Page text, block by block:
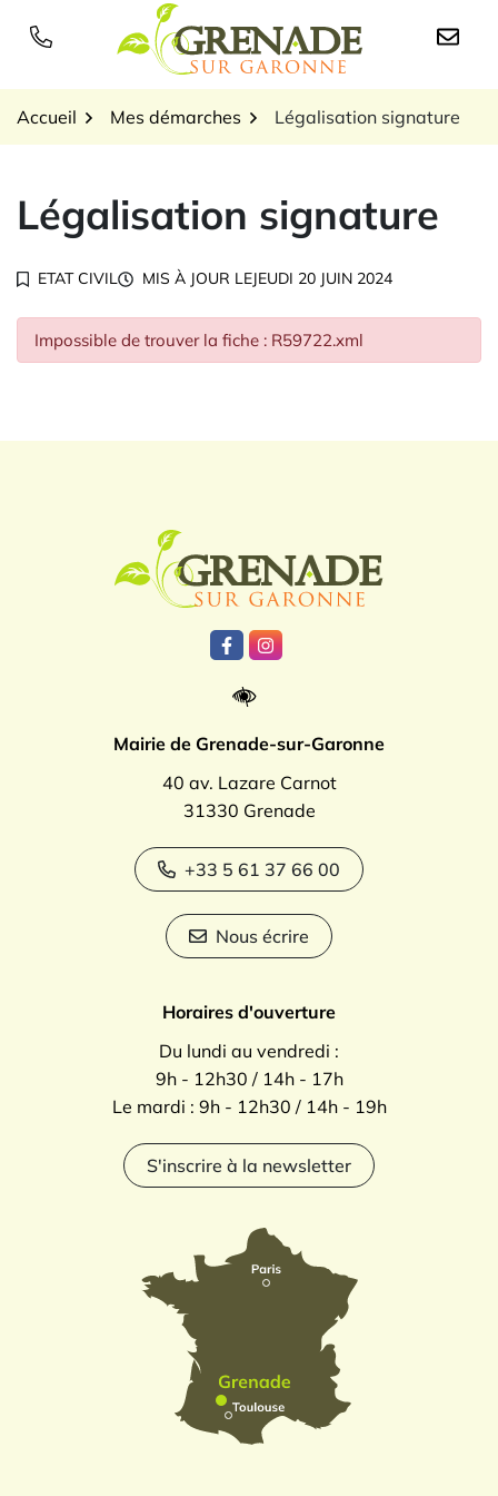
Logo Grenade sur
Accueil Mes démarches Légalisation signature
Légalisation signature
ETAT CIVIL MIS À JOUR LEJEUDI 20 JUIN 2024
Impossible de trouver la fiche : R59722.xml
Lien vers le compte Facebook
Lien vers le compte
Mairie de Grenade-sur-Garonne
40 av. Lazare Carnot
31330 Grenade
+33 5 61 37 66 00
Nous écrire
Horaires d'ouverture
Du lundi au vendredi :
9h - 12h30 / 14h - 17h
Le mardi : 9h - 12h30 / 14h - 19h
S'inscrire à la newsletter